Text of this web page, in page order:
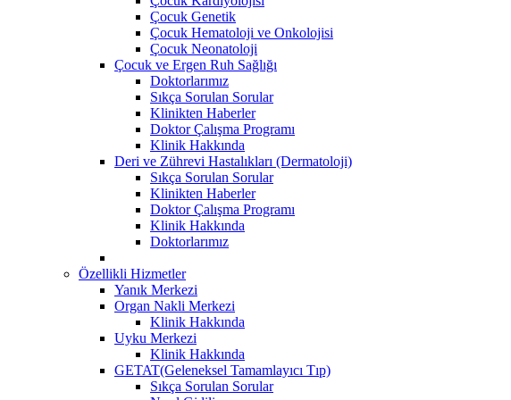
Çocuk Genetik
Çocuk Hematoloji ve Onkolojisi
Çocuk Neonatoloji
Çocuk ve Ergen Ruh Sağlığı
Doktorlarımız
Sıkça Sorulan Sorular
Klinikten Haberler
Doktor Çalışma Programı
Klinik Hakkında
Deri ve Zührevi Hastalıkları (Dermatoloji)
Sıkça Sorulan Sorular
Klinikten Haberler
Doktor Çalışma Programı
Klinik Hakkında
Doktorlarımız
Özellikli Hizmetler
Yanık Merkezi
Organ Nakli Merkezi
Klinik Hakkında
Uyku Merkezi
Klinik Hakkında
GETAT(Geleneksel Tamamlayıcı Tıp)
Sıkça Sorulan Sorular